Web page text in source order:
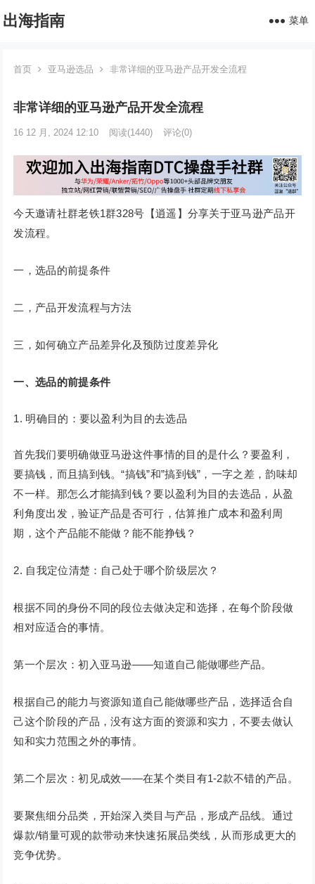
出海指南 菜单
首页 亚马逊选品 非常详细的亚马逊产品开发全流程
非常详细的亚马逊产品开发全流程
16 12 月, 2024 12:10 阅读(1440) 评论(0)
今天邀请社群老铁1群328号【逍遥】分享关于亚马逊产品开
发流程。
一，选品的前提条件
二，产品开发流程与方法
三，如何确立产品差异化及预防过度差异化
一、选品的前提条件
明确目的：要以盈利为目的去选品
首先我们要明确做亚马逊这件事情的目的是什么？要盈利，
要搞钱，而且搞到钱。“搞钱”和”搞到钱”，一字之差，韵味却
不一样。那怎么才能搞到钱？要以盈利为目的去选品，从盈
利角度出发，验证产品是否可行，估算推广成本和盈利周
期，这个产品能不能做？能不能挣钱？
2. 自我定位清楚：自己处于哪个阶级层次？
根据不同的身份不同的段位去做决定和选择，在每个阶段做
相对应适合的事情。
第一个层次：初入亚马逊——知道自己能做哪些产品。
根据自己的能力与资源知道自己能做哪些产品，选择适合自
己这个阶段的产品，没有这方面的资源和实力，不要去做认
知和实力范围之外的事情。
第二个层次：初见成效——在某个类目有1-2款不错的产品。
要聚焦细分品类，开始深入类目与产品，形成产品线。通过
爆款/销量可观的款带动来快速拓展品类线，从而形成更大的
竞争优势。